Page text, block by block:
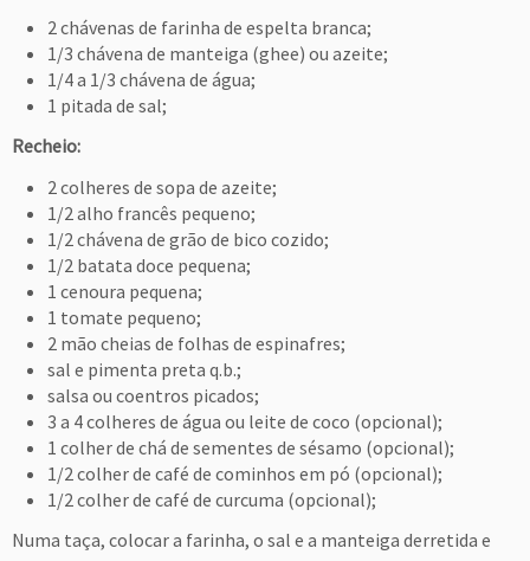
2 chávenas de farinha de espelta branca;
1/3 chávena de manteiga (ghee) ou azeite;
1/4 a 1/3 chávena de água;
1 pitada de sal;
Recheio:
2 colheres de sopa de azeite;
1/2 alho francês pequeno;
1/2 chávena de grão de bico cozido;
1/2 batata doce pequena;
1 cenoura pequena;
1 tomate pequeno;
2 mão cheias de folhas de espinafres;
sal e pimenta preta q.b.;
salsa ou coentros picados;
3 a 4 colheres de água ou leite de coco (opcional);
1 colher de chá de sementes de sésamo (opcional);
1/2 colher de café de cominhos em pó (opcional);
1/2 colher de café de curcuma (opcional);
Numa taça, colocar a farinha, o sal e a manteiga derretida e